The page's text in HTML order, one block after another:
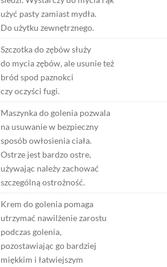
użyć pasty zamiast mydła.
Do użytku zewnętrznego.
Szczotka do zębów służy
do mycia zębów, ale usunie też
bród spod paznokci
czy oczyści fugi.
Maszynka do golenia pozwala
na usuwanie w bezpieczny
sposób owłosienia ciała.
Ostrze jest bardzo ostre,
używając należy zachować
szczególną ostrożność.
Krem do golenia pomaga
utrzymać nawilżenie zarostu
podczas golenia,
pozostawiając go bardziej
miękkim i łatwiejszym